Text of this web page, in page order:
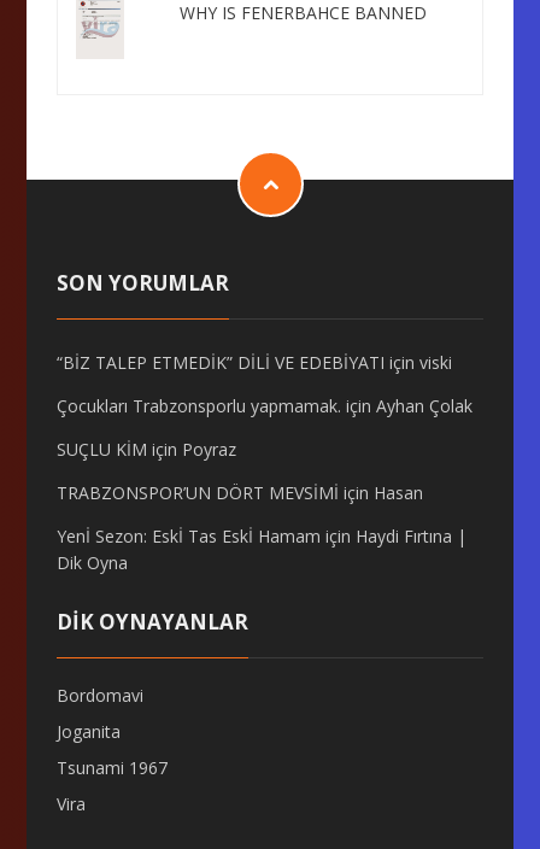
WHY IS FENERBAHCE BANNED
SON YORUMLAR
“BİZ TALEP ETMEDİK” DİLİ VE EDEBİYATI içinviski
Çocukları Trabzonsporlu yapmamak. içinAyhan Çolak
SUÇLU KİM için Poyraz
TRABZONSPOR’UN DÖRT MEVSİMİ için Hasan
Yenİ Sezon: Eskİ Tas Eskİ Hamam için Haydi Fırtına |
Dik Oyna
DİK OYNAYANLAR
Bordomavi
Joganita
Tsunami 1967
Vira